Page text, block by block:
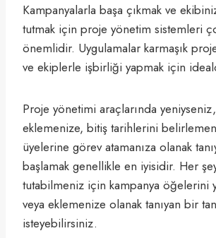
Kampanyalarla başa çıkmak ve
tutmak için proje yönetim sistemleri
önemlidir. Uygulamalar karmaşık
ve ekiplerle işbirliği yapmak için
Proje yönetimi araçlarında
eklemenize, bitiş tarihlerini
üyelerine görev atamanıza olanak
başlamak genellikle en iyisidir. Her
tutabilmeniz için kampanya öğelerini
veya eklemenize olanak tanıyan bir
isteyebilirsiniz.